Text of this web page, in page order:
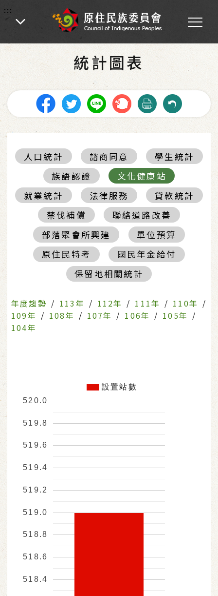
:::
:::
首頁 統計圖表
統計圖表
人口統計 諮商同意
學生統計
族語認證
文化健康站
就業統計
法律服務
貸款統計
禁伐補償
聯絡道路改善
部落聚會所興建
單位預算
原住民特考
國民年金給付
保留地相關統計
年度趨勢 / 113年 / 112年 / 111年 / 110年 /
109年 / 108年 / 107年 / 106年 / 105年 /
104年
設置站數
518.4
518.6
518.8
519.0
519.2
519.4
519.6
519.8
520.0